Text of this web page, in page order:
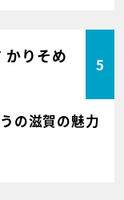
かりそめ
5
の滋賀の魅力